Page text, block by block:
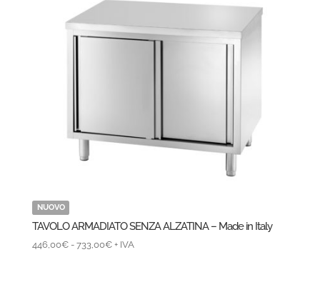
NUOVO
TAVOLO ARMADIATO SENZA ALZATINA – Made in Italy
446,00€ - 733,00€Fascia
+ IVA